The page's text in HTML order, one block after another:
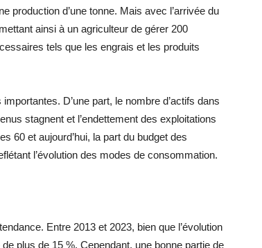
production d’une tonne. Mais avec l’arrivée du
ainsi à un agriculteur de gérer 200
tels que les engrais et les produits
D’une part, le nombre d’actifs dans
stagnent et l’endettement des exploitations
60 et aujourd’hui, la part du budget des
l’évolution des modes de consommation.
Entre 2013 et 2023, bien que l’évolution
plus de 15 %. Cependant, une bonne partie de